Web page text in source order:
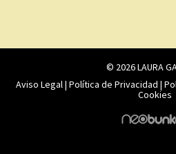
© 2026 LAURA
Aviso Legal| Política de Privacidad |
Cookies